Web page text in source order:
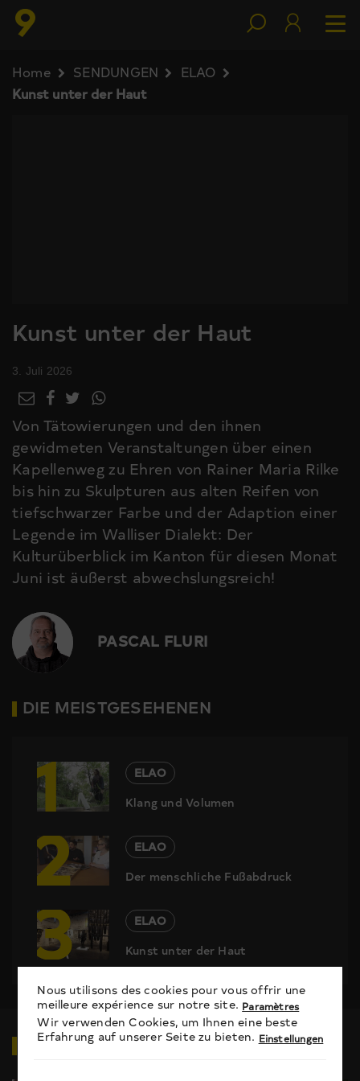
Home SENDUNGEN
ELAO
Kunst unter der Haut
Kunst unter der Haut
3. Juli 2026
Von Tätowierungen und den ihnen
gewidmeten Veranstaltungen über einen
Kapellenweg zu Ehren von Rainer Maria Rilke
bis hin zu Skulpturen aus alten Reifen von
tiefschwarzer Farbe und der Adaption einer
Legende im Walliser Dialekt: Der
Kulturüberblick im Kanton für diesen Monat
Juni ist äußerst abwechslungsreich!
PASCAL FLURI
DIE MEISTGESEHENEN
1
ELAO
Klang und Volumen
2
ELAO
Der menschliche Fußabdruck
3
ELAO
Kunst unter der Haut
VIDEOSZUM THEMA
Nous utilisons des cookies pour vous offrir une
meilleure expérience sur notre site. Paramètres
Wir verwenden Cookies, um Ihnen eine beste
Erfahrung auf unserer Seite zu bieten. Einstellungen